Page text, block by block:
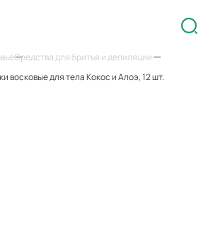
Средства для бритья и депиляции
восковые для тела Кокос и Алоэ, 12 шт.